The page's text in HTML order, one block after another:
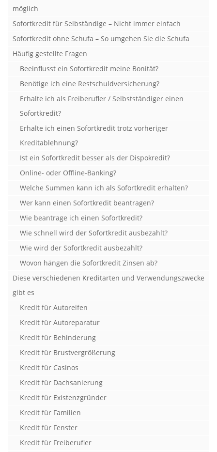
möglich
Sofortkredit für Selbständige – Nicht immer einfach
Sofortkredit ohne Schufa – So umgehen Sie die Schufa
Häufig gestellte Fragen
Beeinflusst ein Sofortkredit meine Bonität?
Benötige ich eine Restschuldversicherung?
Erhalte ich als Freiberufler / Selbstständiger einen
Sofortkredit?
Erhalte ich einen Sofortkredit trotz vorheriger
Kreditablehnung?
Ist ein Sofortkredit besser als der Dispokredit?
Online- oder Offline-Banking?
Welche Summen kann ich als Sofortkredit erhalten?
Wer kann einen Sofortkredit beantragen?
Wie beantrage ich einen Sofortkredit?
Wie schnell wird der Sofortkredit ausbezahlt?
Wie wird der Sofortkredit ausbezahlt?
Wovon hängen die Sofortkredit Zinsen ab?
Diese verschiedenen Kreditarten und Verwendungszwecke
gibt es
Kredit für Autoreifen
Kredit für Autoreparatur
Kredit für Behinderung
Kredit für Brustvergrößerung
Kredit für Casinos
Kredit für Dachsanierung
Kredit für Existenzgründer
Kredit für Familien
Kredit für Fenster
Kredit für Freiberufler